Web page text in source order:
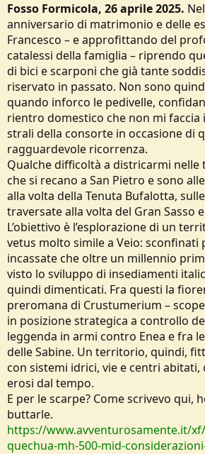
Fosso Formicola, 26 aprile 2025.
anniversario di matrimonio e delle
Francesco – e approfittando del
catalessi della famiglia – riprendo
di bici e scarponi che già tante
riservato in passato. Non sono
quando inforco le pedivelle,
rientro domestico che non mi faccia
strali della consorte in occasione di
ragguardevole ricorrenza.
Qualche difficoltà a districarmi
che si recano a San Pietro e sono
alla volta della Tenuta Bufalotta,
traversate alla volta del Gran Sasso
L’obiettivo è l’esplorazione di un
vetus molto simile a Veio: sconfinati
incassate che oltre un millennio
visto lo sviluppo di insediamenti
quindi dimenticati. Fra questi la
preromana di Crustumerium –
in posizione strategica a controllo
leggenda in armi contro Enea e fra
delle Sabine. Un territorio, quindi,
con sistemi idrici, vie e centri
erosi dal tempo.
E per le scarpe? Come scrivevo qui,
buttarle.
https://www.avventurosamente.it/
quechua-mh-500-mid-